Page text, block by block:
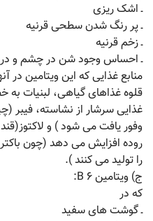
ـ اشک ریزی
ـ پر رنگ شدن سطحی قرنیه
ـ زخم قرنیه
ـ احساس وجود شن در چشم و
منابع غذایی که این ویتامین در
قلوه غذاهای گیاهی، لبنیات
غذایی سرشار از نشاسته، فیبر
وفور یافت می شود ) و
روده افزایش می دهد (چون
را تولید می کنند ).
ج) ویتامین ۶ B:
که در
ـ گوشت های سفید